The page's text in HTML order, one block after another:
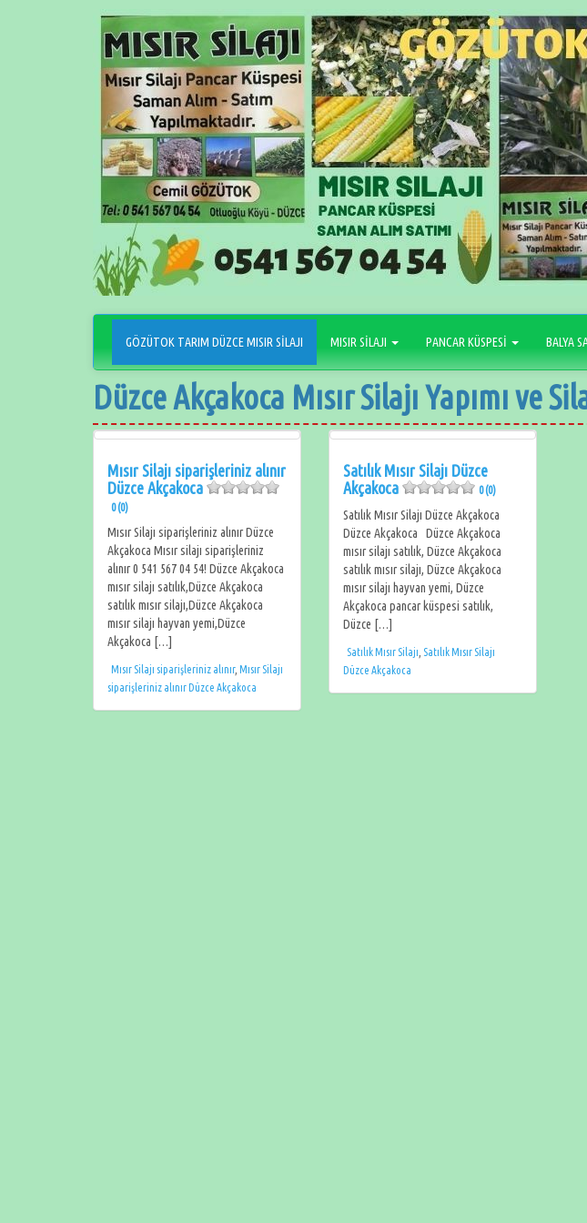
GÖZÜTOK TARIM DÜZCE MISIR SİLAJI MISIR SİLAJI PANCAR KÜSPESİ BALYA
Düzce Akçakoca Mısır Silajı Yapımı ve
Mısır Silajı siparişleriniz alınır
Düzce Akçakoca
0 (0)
Mısır Silajı siparişleriniz alınır Düzce
Akçakoca Mısır silajı siparişleriniz
alınır 0 541 567 04 54! Düzce Akçakoca
mısır silajı satılık,Düzce Akçakoca
satılık mısır silajı,Düzce Akçakoca
mısır silajı hayvan yemi,Düzce
Akçakoca […]
Mısır Silajı siparişleriniz alınır, Mısır Silajı
siparişleriniz alınır Düzce Akçakoca
Satılık Mısır Silajı Düzce
Akçakoca
0 (0)
Satılık Mısır Silajı Düzce Akçakoca
Düzce Akçakoca Düzce Akçakoca
mısır silajı satılık, Düzce Akçakoca
satılık mısır silajı, Düzce Akçakoca
mısır silajı hayvan yemi, Düzce
Akçakoca pancar küspesi satılık,
Düzce […]
Satılık Mısır Silajı Satılık Mısır Silajı
Düzce Akçakoca